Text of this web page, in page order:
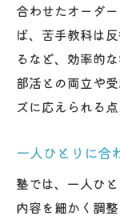
合わせたオーダ
ば、苦手教科は
るなど、効率的
部活との両立や
ズに応えられる
一人ひとりに合
塾では、一人ひ
内容を細かく調